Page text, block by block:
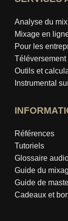
Analyse du mix
Mixage en
Pour les
Outils et
Instrumental
Références
Tutoriels
Glossaire
Guide du
Guide de
Cadeaux et